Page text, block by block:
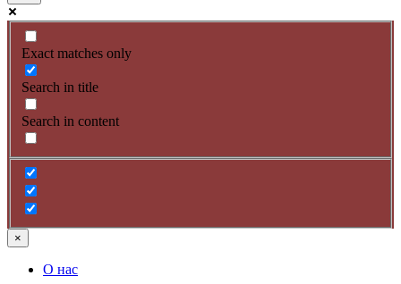
Exact matches only
Search in title
Search in content
×
О нас